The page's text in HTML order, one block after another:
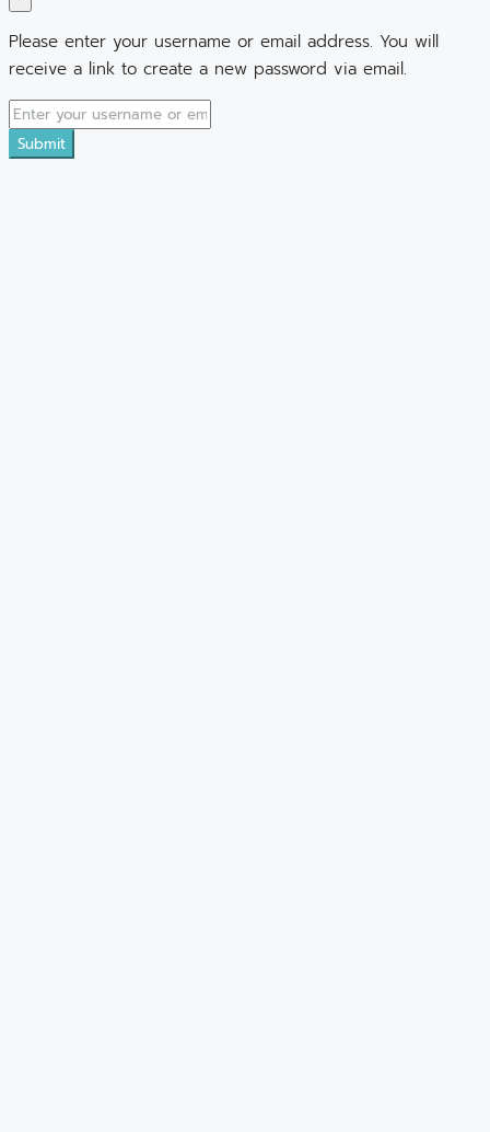
Please enter your username or email address. You will
receive a link to create a new password via email.
Submit